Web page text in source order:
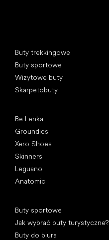
Buty trekkingowe
Buty sportowe
Wizytowe buty
Skarpetobuty
Be Lenka
Groundies
Xero Shoes
Skinners
Leguano
Anatomic
Buty sportowe
Jak wybrać buty turystyczne?
Buty do biura